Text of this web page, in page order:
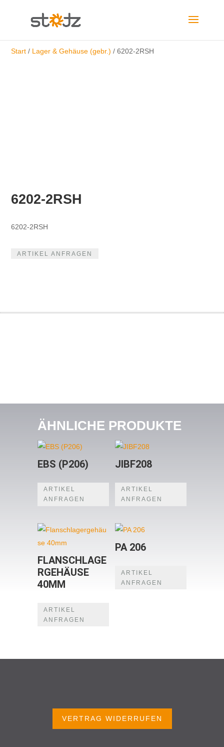
Start / Lager & Gehäuse (gebr.) / 6202-2RSH
6202-2RSH
6202-2RSH
ARTIKEL ANFRAGEN
ÄHNLICHE PRODUKTE
EBS (P206)
ARTIKEL
ANFRAGEN
JIBF208
ARTIKEL
ANFRAGEN
FLANSCHLAGE
RGEHÄUSE
40MM
ARTIKEL
ANFRAGEN
PA 206
ARTIKEL
ANFRAGEN
VERTRAG WIDERRUFEN